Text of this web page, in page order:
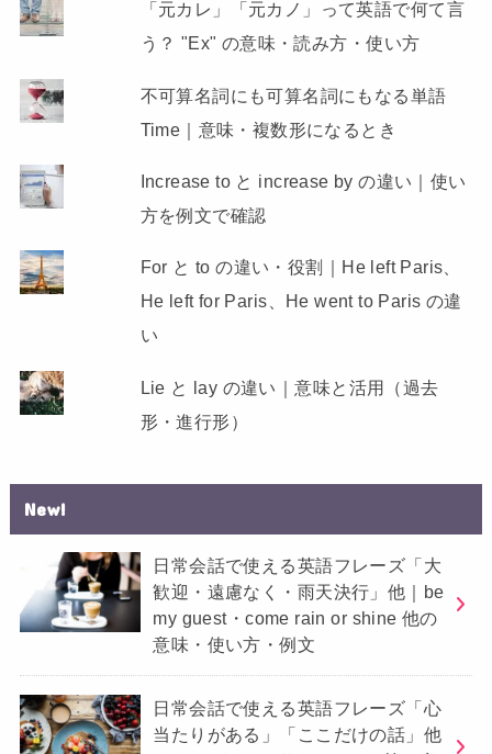
「元カレ」「元カノ」って英語で何て言
う？ "Ex" の意味・読み方・使い方
不可算名詞にも可算名詞にもなる単語
Time｜意味・複数形になるとき
Increase to と increase by の違い｜使い
方を例文で確認
For と to の違い・役割｜He left Paris、
He left for Paris、He went to Paris の違
い
Lie と lay の違い｜意味と活用（過去
形・進行形）
New!
日常会話で使える英語フレーズ「大
歓迎・遠慮なく・雨天決行」他｜be
my guest・come rain or shine 他の
意味・使い方・例文
日常会話で使える英語フレーズ「心
当たりがある」「ここだけの話」他